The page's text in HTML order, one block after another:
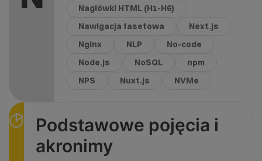
Nagłówki HTML (H1-H6)
Nawigacja fasetowa
Next.js
Nginx
NLP
No-code
Node.js
NoSQL
npm
NPS
Nuxt.js NVMe
Podstawowe pojęcia i
akronimy